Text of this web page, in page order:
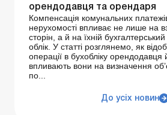
орендодавця та орендаря
Компенсація комунальних
нерухомості впливає не лише на
сторін, а й на їхній
облік. У статті розглянемо, як
операції в бухобліку
впливають вони на визначення
по...
До усіх новин